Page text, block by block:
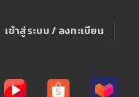
เข้าสู่ระบบ / ลงทะเบียน